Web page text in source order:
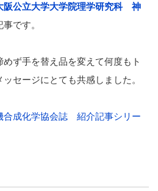
阪公立大学大学院理学研究科 神
です。
めず手を替え品を変えて何度もト
セージにとても共感しました。
合成化学協会誌 紹介記事シリー